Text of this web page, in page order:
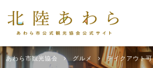
あわら市観光協会 グルメ テイクアウト可